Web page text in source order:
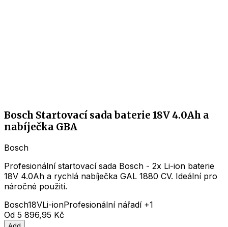
Bosch Startovací sada baterie 18V 4.0Ah a
nabíječka GBA
Bosch
Profesionální startovací sada Bosch - 2x Li-ion baterie
18V 4.0Ah a rychlá nabíječka GAL 1880 CV. Ideální pro
náročné použití.
Bosch18VLi-ionProfesionální nářadí+1
Od 5 896,95 Kč